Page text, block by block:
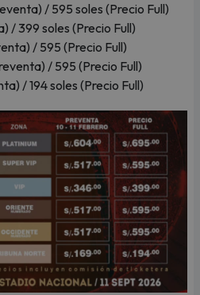
/ 595 soles (Precio Full)
/ 399 soles (Precio Full)
/ 595 (Precio Full)
/ 595 (Precio Full)
/ 194 soles (Precio Full)